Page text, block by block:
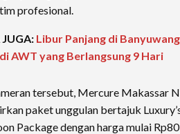
profesional.
Libur Panjang di
AWT yang Berlangsung 9 Hari
tersebut, Mercure Makassar
paket unggulan bertajuk
Package dengan harga mulai